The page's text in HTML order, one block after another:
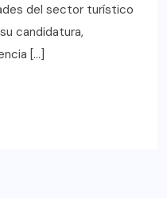
del sector turístico
candidatura,
[…]